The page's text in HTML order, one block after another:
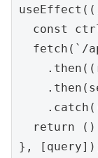
const
fetch(`/
return
},